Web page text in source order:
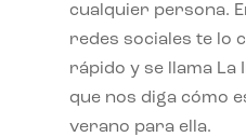
cualquier persona.
redes sociales te lo
rápido y se llama La
que nos diga cómo
verano para ella.